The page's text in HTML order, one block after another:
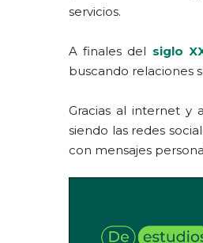
servicios.
A finales del siglo
buscando relaciones
Gracias al internet y
siendo las redes
con mensajes